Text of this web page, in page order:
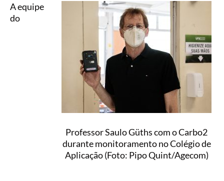
Professor Saulo Güths com o Carbo2
durante monitoramento no Colégio de
Aplicação (Foto: Pipo Quint/Agecom)
A equipe
do